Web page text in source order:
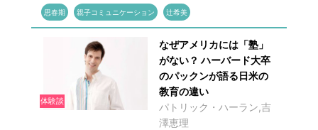
思春期 親子コミュニケーション 辻希美
体験談
なぜアメリカには「塾」
がない？ ハーバード大卒
のパックンが語る日米の
教育の違い
パトリック・ハーラン,吉
澤恵理